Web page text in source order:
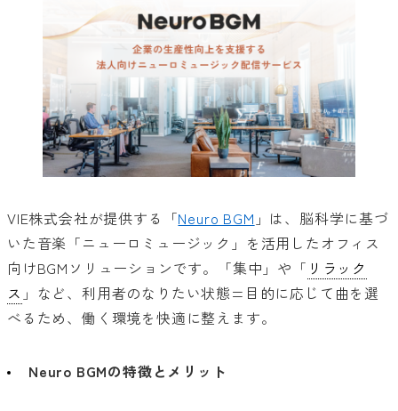
VIE株式会社が提供する「Neuro BGM 」は、脳科学に基づ
いた音楽「ニューロミュージック」を活用したオフィス
向けBGMソリューションです。「集中」や「 リラック
ス 」など、利用者のなりたい状態=目的に応じて曲を選
べるため、働く環境を快適に整えます。
Neuro BGMの特徴とメリット